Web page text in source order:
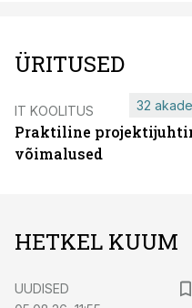
ÜRITUSED
IT KOOLITUS
Praktiline
võimalused
32
HETKEL KUUM
UUDISED